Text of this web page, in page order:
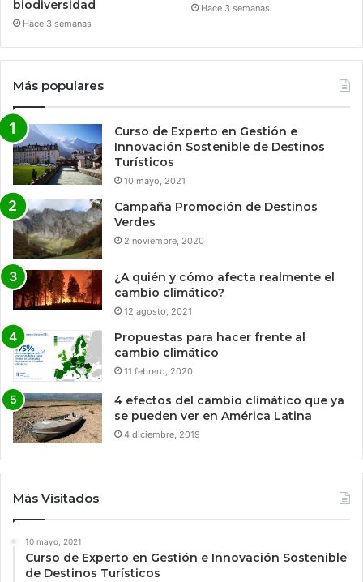
biodiversidad
Hace 3 semanas
Hace 3 semanas
Más populares
Curso de Experto en Gestión e
Innovación Sostenible de Destinos
Turísticos
10 mayo, 2021
Campaña Promoción de Destinos
Verdes
2 noviembre, 2020
¿A quién y cómo afecta realmente el
cambio climático?
12 agosto, 2021
Propuestas para hacer frente al
cambio climático
11 febrero, 2020
4 efectos del cambio climático que ya
se pueden ver en América Latina
4 diciembre, 2019
Más Visitados
10 mayo, 2021
Curso de Experto en Gestión e Innovación Sostenible
de Destinos Turísticos